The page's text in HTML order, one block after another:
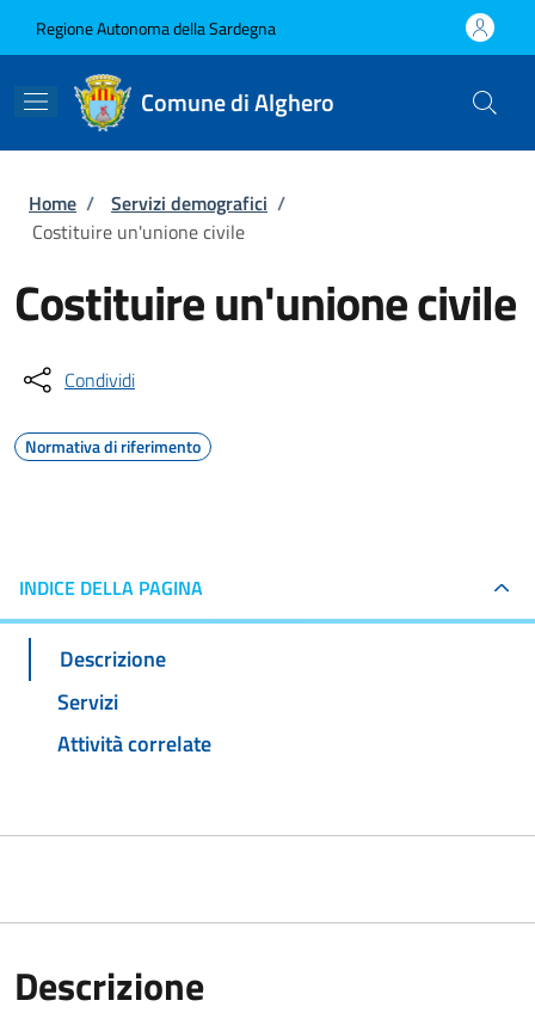
Regione Autonoma della Sardegna
Comune di Alghero
Briciole di pane
Home / Servizi demografici /
Costituire un'unione civile
Costituire un'unione civile
Condividi
Normativa di riferimento
INDICE DELLA PAGINA
Descrizione
Servizi
Attività correlate
Descrizione